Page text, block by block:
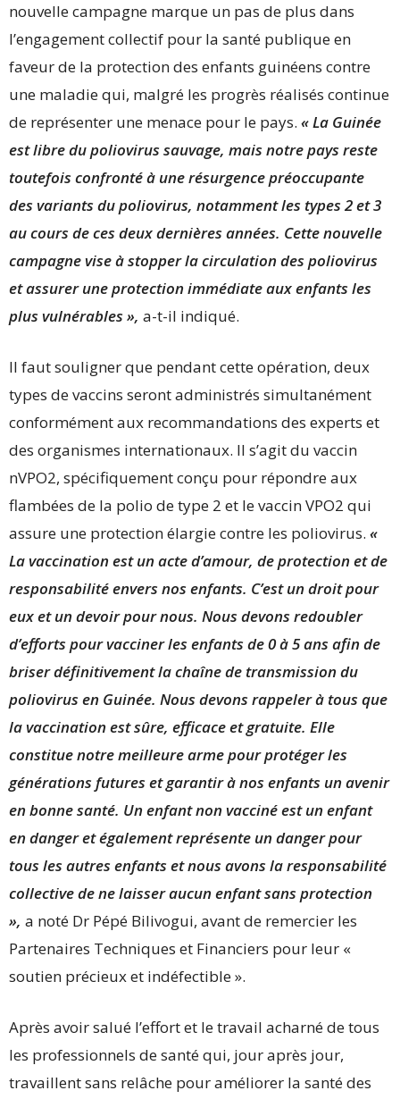
nouvelle campagne marque un pas de plus dans
l’engagement collectif pour la santé publique en
faveur de la protection des enfants guinéens contre
une maladie qui, malgré les progrès réalisés continue
de représenter une menace pour le pays. « La Guinée
est libre du poliovirus sauvage, mais notre pays reste
toutefois confronté à une résurgence préoccupante
des variants du poliovirus, notamment les types 2 et 3
au cours de ces deux dernières années. Cette nouvelle
campagne vise à stopper la circulation des poliovirus
et assurer une protection immédiate aux enfants les
plus vulnérables », a-t-il indiqué.
Il faut souligner que pendant cette opération, deux
types de vaccins seront administrés simultanément
conformément aux recommandations des experts et
des organismes internationaux. Il s’agit du vaccin
nVPO2, spécifiquement conçu pour répondre aux
flambées de la polio de type 2 et le vaccin VPO2 qui
assure une protection élargie contre les poliovirus. «
La vaccination est un acte d’amour, de protection et de
responsabilité envers nos enfants. C’est un droit pour
eux et un devoir pour nous. Nous devons redoubler
d’efforts pour vacciner les enfants de 0 à 5 ans afin de
briser définitivement la chaîne de transmission du
poliovirus en Guinée. Nous devons rappeler à tous que
la vaccination est sûre, efficace et gratuite. Elle
constitue notre meilleure arme pour protéger les
générations futures et garantir à nos enfants un avenir
en bonne santé. Un enfant non vacciné est un enfant
en danger et également représente un danger pour
tous les autres enfants et nous avons la responsabilité
collective de ne laisser aucun enfant sans protection
», a noté Dr Pépé Bilivogui, avant de remercier les
Partenaires Techniques et Financiers pour leur «
soutien précieux et indéfectible ».
Après avoir salué l’effort et le travail acharné de tous
les professionnels de santé qui, jour après jour,
travaillent sans relâche pour améliorer la santé des